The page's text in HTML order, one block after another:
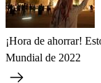
¡Hora de ahorrar!
Mundial de 2022